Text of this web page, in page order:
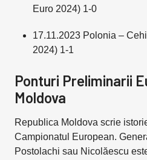
Euro 2024) 1-0
17.11.2023 Polonia –
2024) 1-1
Ponturi Preliminarii
Moldova
Republica Moldova scrie
Campionatul European.
Postolachi sau Nicolăescu